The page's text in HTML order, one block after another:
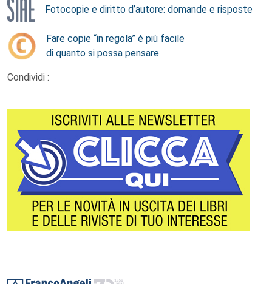
Fotocopie e diritto d’autore: domande e risposte
Fare copie “in regola” è più facile
di quanto si possa pensare
Condividi :